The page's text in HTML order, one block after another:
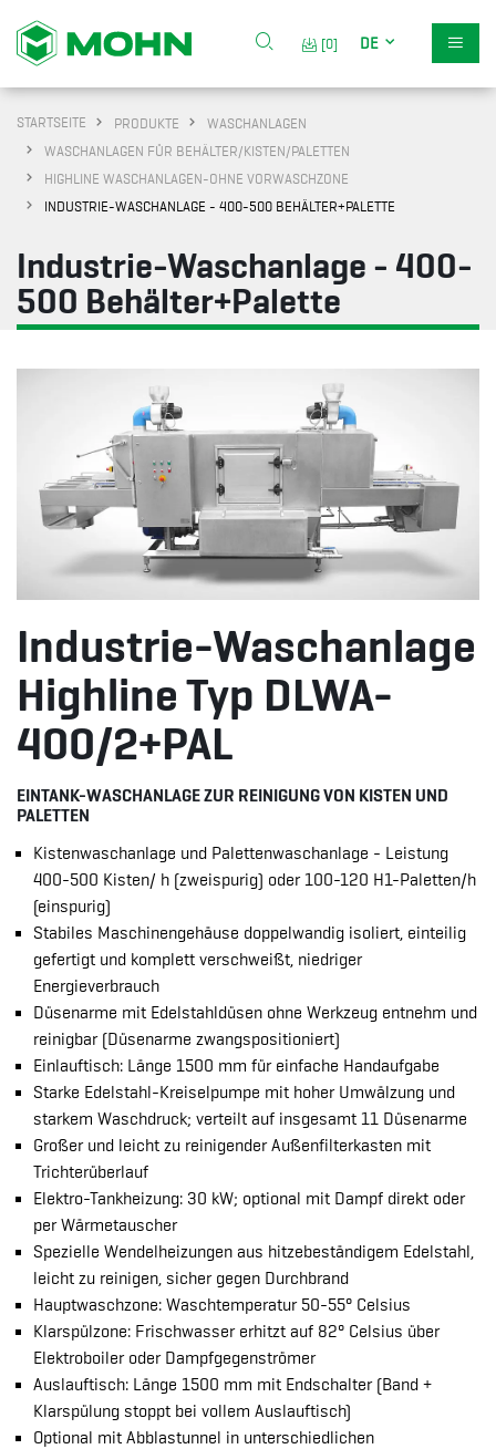
[0] DE
STARTSEITE PRODUKTE
WASCHANLAGEN
WASCHANLAGEN FÜR BEHÄLTER/KISTEN/PALETTEN
HIGHLINE WASCHANLAGEN-OHNE VORWASCHZONE
INDUSTRIE-WASCHANLAGE - 400-500 BEHÄLTER+PALETTE
Industrie-Waschanlage - 400-
500 Behälter+Palette
Industrie-Waschanlage
Highline Typ DLWA-
400/2+PAL
EINTANK-WASCHANLAGE ZUR REINIGUNG VON KISTEN UND
PALETTEN
Kistenwaschanlage und Palettenwaschanlage - Leistung
400-500 Kisten/ h (zweispurig) oder 100-120 H1-Paletten/h
(einspurig)
Stabiles Maschinengehäuse doppelwandig isoliert, einteilig
gefertigt und komplett verschweißt, niedriger
Energieverbrauch
Düsenarme mit Edelstahldüsen ohne Werkzeug entnehm und
reinigbar (Düsenarme zwangspositioniert)
Einlauftisch: Länge 1500 mm für einfache Handaufgabe
Starke Edelstahl-Kreiselpumpe mit hoher Umwälzung und
starkem Waschdruck; verteilt auf insgesamt 11 Düsenarme
Großer und leicht zu reinigender Außenfilterkasten mit
Trichterüberlauf
Elektro-Tankheizung: 30 kW; optional mit Dampf direkt oder
per Wärmetauscher
Spezielle Wendelheizungen aus hitzebeständigem Edelstahl,
leicht zu reinigen, sicher gegen Durchbrand
Hauptwaschzone: Waschtemperatur 50-55° Celsius
Klarspülzone: Frischwasser erhitzt auf 82° Celsius über
Elektroboiler oder Dampfgegenströmer
Auslauftisch: Länge 1500 mm mit Endschalter (Band +
Klarspülung stoppt bei vollem Auslauftisch)
Optional mit Abblastunnel in unterschiedlichen